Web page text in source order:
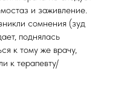
и заживление.
сомнения (зуд
поднялась
к тому же врачу,
к терапевту/